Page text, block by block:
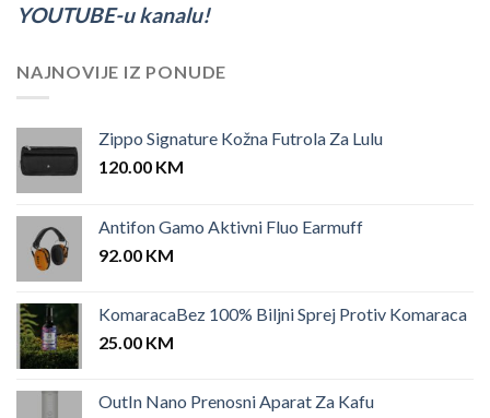
YOUTUBE-u kanalu!
NAJNOVIJE IZ PONUDE
Zippo Signature Kožna Futrola Za Lulu
120.00 KM
Antifon Gamo Aktivni Fluo Earmuff
92.00 KM
KomaracaBez 100% Biljni Sprej Protiv Komaraca
25.00 KM
OutIn Nano Prenosni Aparat Za Kafu